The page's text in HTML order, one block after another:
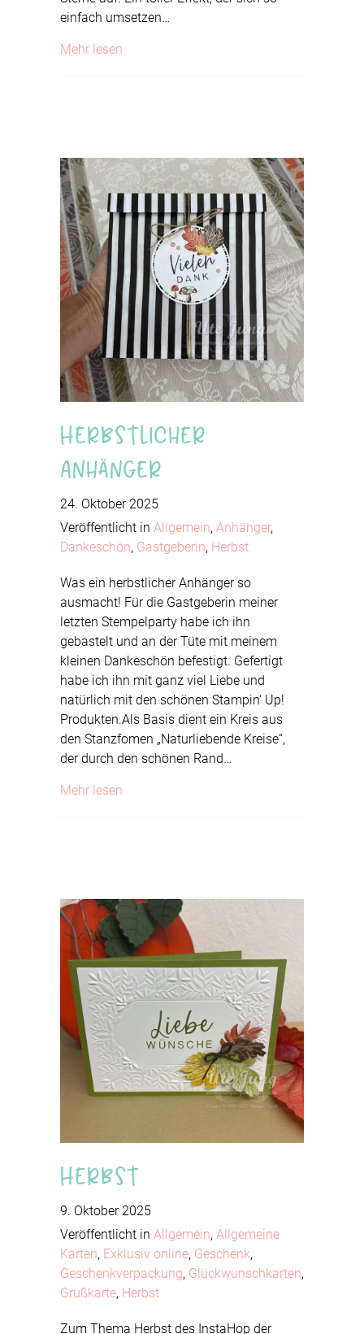
einfach umsetzen…
Mehr lesen
Herbstlicher
Anhänger
24. Oktober 2025
Veröffentlicht in Allgemein, Anhänger,
Dankeschön, Gastgeberin, Herbst
Was ein herbstlicher Anhänger so
ausmacht! Für die Gastgeberin meiner
letzten Stempelparty habe ich ihn
gebastelt und an der Tüte mit meinem
kleinen Dankeschön befestigt. Gefertigt
habe ich ihn mit ganz viel Liebe und
natürlich mit den schönen Stampin‘ Up!
Produkten.Als Basis dient ein Kreis aus
den Stanzfomen „Naturliebende Kreise“,
der durch den schönen Rand…
Mehr lesen
Herbst
9. Oktober 2025
Veröffentlicht in Allgemein, Allgemeine
Karten, Exklusiv online, Geschenk,
Geschenkverpackung, Glückwunschkarten,
Grußkarte, Herbst
Zum Thema Herbst des InstaHop der